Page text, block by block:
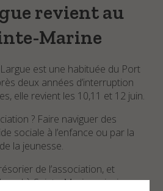
revient au
Marine
est une habituée du Port
deux années d’interruption
elle revient les 10,11 et 12 juin.
? Faire naviguer des
sociale à l’enfance ou par la
la jeunesse.
de l’association, et
end à Sainte-Marine, ainsi que
CONTACT